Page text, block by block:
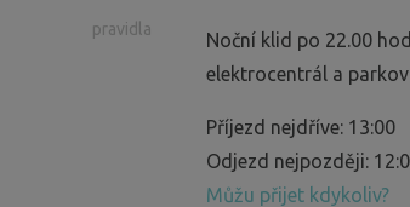
pravidla
Noční klid po 22.00
elektrocentrál a
Příjezd nejdříve: 13:00
Odjezd nejpozději:
Můžu přijet kdykoliv?